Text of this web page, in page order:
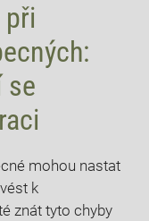
při
se
mohou nastat
k
znát tyto chyby